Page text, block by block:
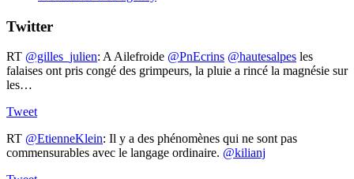
Twitter
RT @gilles_julien: A Ailefroide ⁦ @PnEcrins @hautesalpes ⁩ les
falaises ont pris congé des grimpeurs, la pluie a rincé la magnésie sur
les…
Tweet
RT @EtienneKlein: Il y a des phénomènes qui ne sont pas
commensurables avec le langage ordinaire. @kilianj